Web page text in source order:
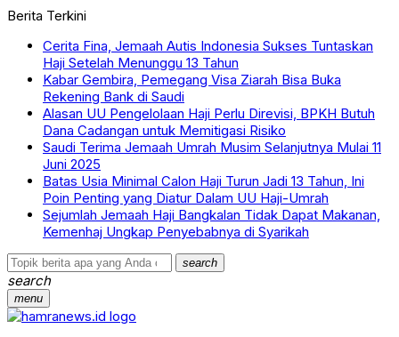
Berita Terkini
Cerita Fina, Jemaah Autis Indonesia Sukses Tuntaskan
Haji Setelah Menunggu 13 Tahun
Kabar Gembira, Pemegang Visa Ziarah Bisa Buka
Rekening Bank di Saudi
Alasan UU Pengelolaan Haji Perlu Direvisi, BPKH Butuh
Dana Cadangan untuk Memitigasi Risiko
Saudi Terima Jemaah Umrah Musim Selanjutnya Mulai 11
Juni 2025
Batas Usia Minimal Calon Haji Turun Jadi 13 Tahun, Ini
Poin Penting yang Diatur Dalam UU Haji-Umrah
Sejumlah Jemaah Haji Bangkalan Tidak Dapat Makanan,
Kemenhaj Ungkap Penyebabnya di Syarikah
search
search
menu